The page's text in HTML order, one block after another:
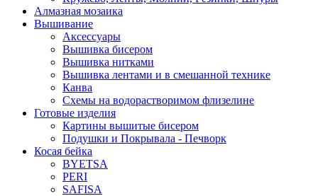
Алмазная мозаика
Вышивание
Аксессуары
Вышивка бисером
Вышивка нитками
Вышивка лентами и в смешанной технике
Канва
Схемы на водорастворимом флизелине
Готовые изделия
Картины вышитые бисером
Подушки и Покрывала - Печворк
Косая бейка
BYETSA
PERI
SAFISA